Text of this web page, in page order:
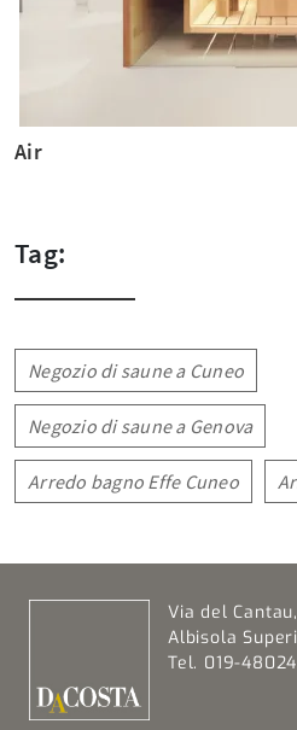
Air
Tag:
Negozio di saune a Cuneo
Negozio di saune a Genova
Arredo bagno Effe Cuneo
Via del
Albisola
Tel. 019-